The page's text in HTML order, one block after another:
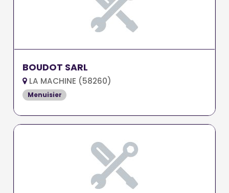
BOUDOT SARL
LA MACHINE (58260)
Menuisier